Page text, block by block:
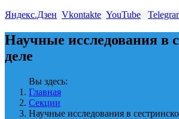
Яндекс.Дзен Vkontakte YouTube
Научные исследования в
деле
Вы здесь:
Главная
Секции
Научные исследования в